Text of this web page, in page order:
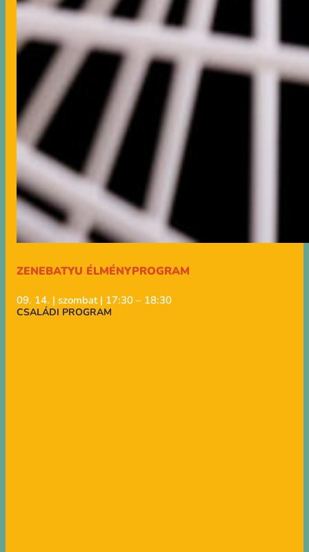
ZENEBATYU ÉLMÉNYPROGRAM
09. 14. | szombat | 17:30 – 18:30
CSALÁDI PROGRAM